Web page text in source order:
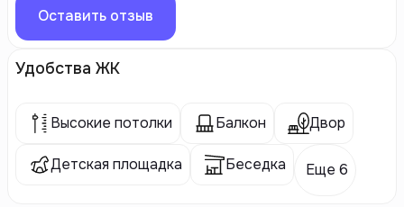
Оставить отзыв
Удобства ЖК
Высокие потолки Балкон Двор
Детская площадка Беседка Еще 6